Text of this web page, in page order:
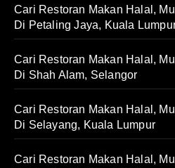
Cari Restoran Makan Halal,
Di Petaling Jaya, Kuala
Cari Restoran Makan Halal,
Di Shah Alam, Selangor
Cari Restoran Makan Halal,
Di Selayang, Kuala Lumpur
Cari Restoran Makan Halal,